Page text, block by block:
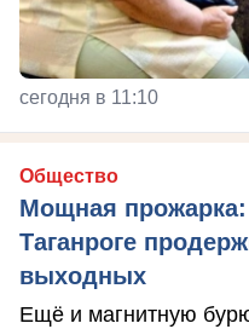
сегодня в 11:10
Общество
Мощная прожарка:
Таганроге
выходных
Ещё и магнитную